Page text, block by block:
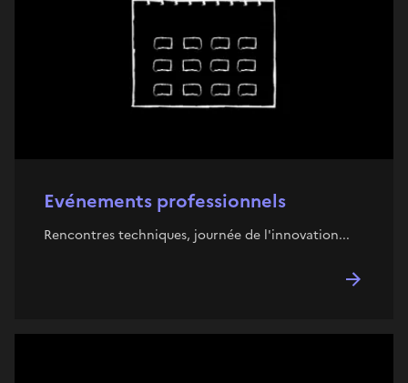
Evénements professionnels
Rencontres techniques, journée de l'innovation...